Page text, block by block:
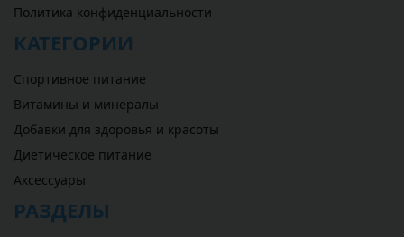
Политика конфиденциальности
КАТЕГОРИИ
Спортивное питание
Витамины и минералы
Добавки для здоровья и красоты
Диетическое питание
Аксессуары
РАЗДЕЛЫ